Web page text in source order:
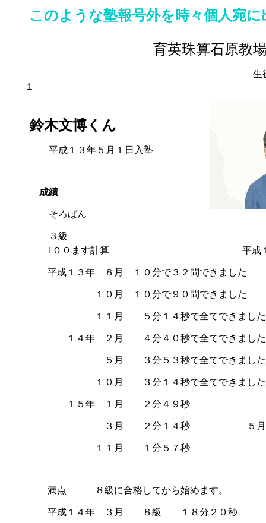
育英珠算石原教
生
１
鈴木文博くん
平成１３年５月１日入塾
成績
そろばん
３級
1００ます計算 平成１５年
平成１３年 ８月 １０分で３２問できました
１０月 １０分で９０問できました
１１月 ５分１４秒で全てできました
１４年 ２月 ４分４０秒で全てできました
５月 ３分５３秒で全てできました
１０月 ３分１４秒で全てできました
１５年 １月 ２分４９秒
３月 ２分１４秒 ５月
１１月 １分５７秒
満点 ８級に合格してから始めます。
平成１４年 ３月 ８級 １８分２０秒
このような塾報号外を時々個人宛